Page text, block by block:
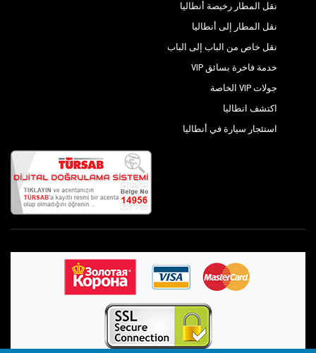
نقل المطار رخيصة أنطاليا
نقل المطار إلى أنطاليا
نقل خاص من الباب إلى الباب
خدمة فاخرة بسائق VIP
جولات VIP الخاصة
اكتشف انطاليا
استئجار سيارة في أنطاليا